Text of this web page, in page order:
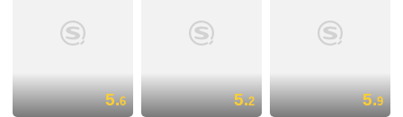
5.6 5.2 5.9